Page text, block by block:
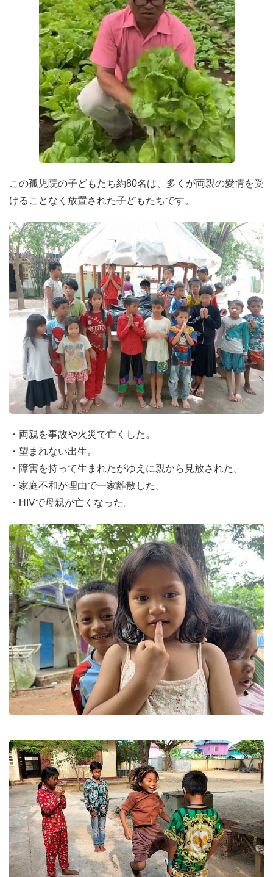
この孤児院の子どもたち約80名は、多くが両親の愛情を受
けることなく放置された子どもたちです。
・両親を事故や火災で亡くした。
・望まれない出生。
・障害を持って生まれたがゆえに親から見放された。
・家庭不和が理由で一家離散した。
・HIVで母親が亡くなった。